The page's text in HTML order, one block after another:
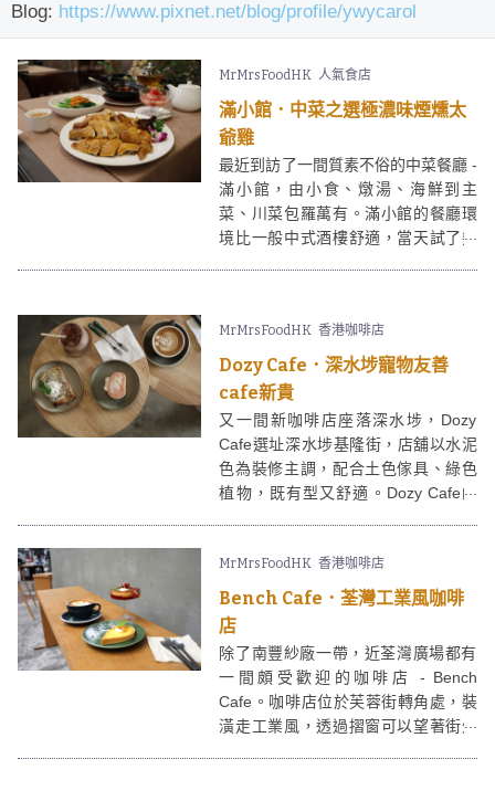
Blog: https://www.pixnet.net/blog/profile/ywycarol
MrMrsFoodHK 人氣食店
滿小館．中菜之選極濃味煙燻太
爺雞
最近到訪了一間質素不俗的中菜餐廳 -
滿小館，由小食、燉湯、海鮮到主
菜、川菜包羅萬有。滿小館的餐廳環
境比一般中式酒樓舒適，當天試了幾
MrMrsFoodHK 香港咖啡店
Dozy Cafe．深水埗寵物友善
cafe新貴
又一間新咖啡店座落深水埗，Dozy
Cafe選址深水埗基隆街，店舖以水泥
色為裝修主調，配合土色傢具、綠色
植物，既有型又舒適。Dozy Cafe的
MrMrsFoodHK 香港咖啡店
Bench Cafe．荃灣工業風咖啡
店
除了南豐紗廠一帶，近荃灣廣場都有
一間頗受歡迎的咖啡店 - Bench
Cafe。咖啡店位於芙蓉街轉角處，裝
潢走工業風，透過摺窗可以望著街外